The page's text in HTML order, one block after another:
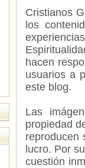
Cristianos
los
hacen
usuarios a
este blog.
Las
propiedad
reproducen
lucro. Por
cuestión